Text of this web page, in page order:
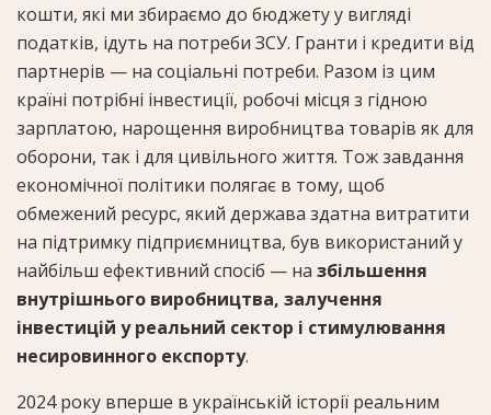
кошти, які ми збираємо до бюджету у вигляді
податків, ідуть на потреби ЗСУ. Гранти і кредити від
партнерів — на соціальні потреби. Разом із цим
країні потрібні інвестиції, робочі місця з гідною
зарплатою, нарощення виробництва товарів як для
оборони, так і для цивільного життя. Тож завдання
економічної політики полягає в тому, щоб
обмежений ресурс, який держава здатна витратити
на підтримку підприємництва, був використаний у
найбільш ефективний спосіб — на збільшення
внутрішнього виробництва, залучення
інвестицій у реальний сектор і стимулювання
несировинного експорту.
2024 року вперше в українській історії реальним